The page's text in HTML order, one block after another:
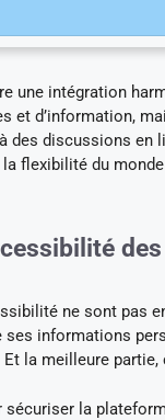
une intégration
et d’information,
des discussions
flexibilité du
ne sont pas
informations
la meilleure
la